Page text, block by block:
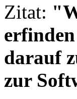
Zitat:
darauf
zur